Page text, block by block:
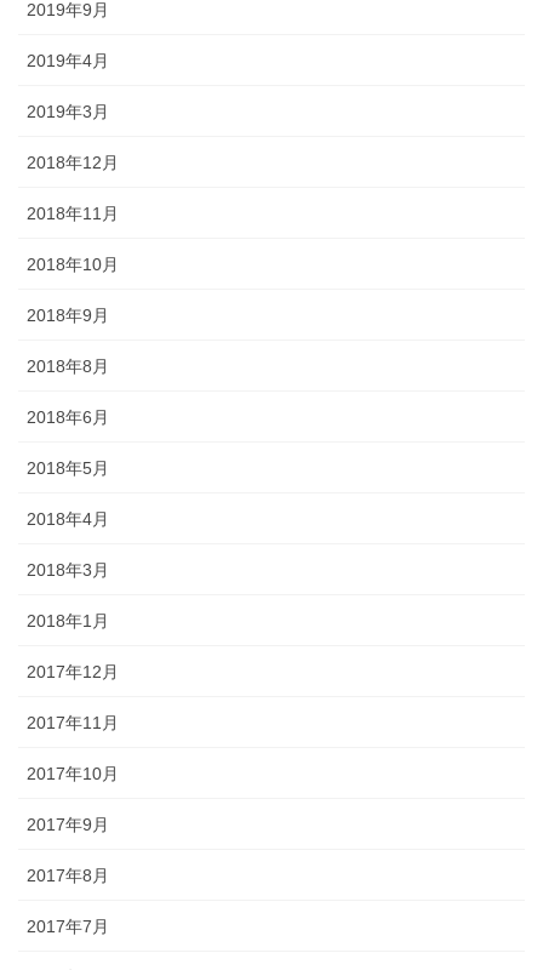
2019年9月
2019年4月
2019年3月
2018年12月
2018年11月
2018年10月
2018年9月
2018年8月
2018年6月
2018年5月
2018年4月
2018年3月
2018年1月
2017年12月
2017年11月
2017年10月
2017年9月
2017年8月
2017年7月